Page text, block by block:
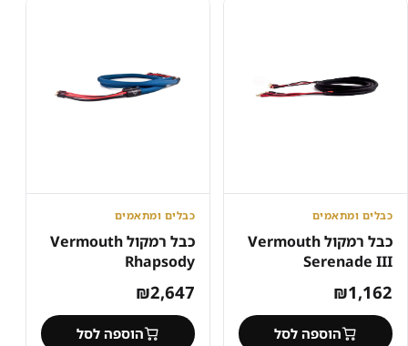
כבלים ומתאמים
כבל רמקול Vermouth
Serenade III
₪1,162
הוספה לסל
כבלים ומתאמים
כבל רמקול Vermouth
Rhapsody
₪2,647
הוספה לסל